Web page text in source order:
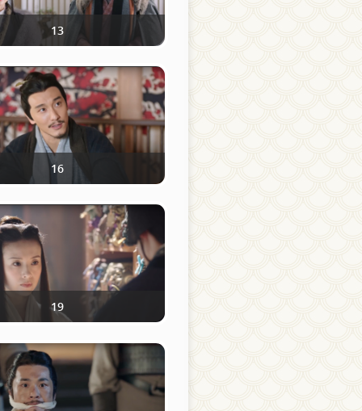
13
16
19